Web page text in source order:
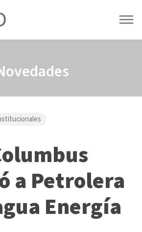
a Petrolera
Energía